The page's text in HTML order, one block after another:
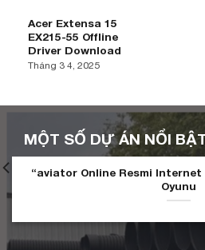
Acer Extensa 15
EX215-55 Offline
Driver Download
Tháng 3 4, 2025
MỘT SỐ DỰ ÁN NỔI
“aviator Online Resmi
Oyunu